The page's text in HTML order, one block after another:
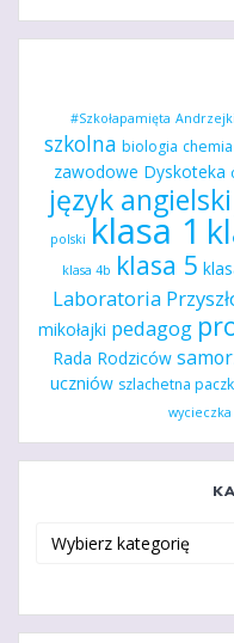
#Szkołapamięta Andrzejki
szkolna biologia chemia
zawodowe Dyskoteka
język angielski
polski klasa 1
klasa 4b klasa 5
Laboratoria
mikołajki pedagog
Rada Rodziców
uczniów szlachetna
wycieczka